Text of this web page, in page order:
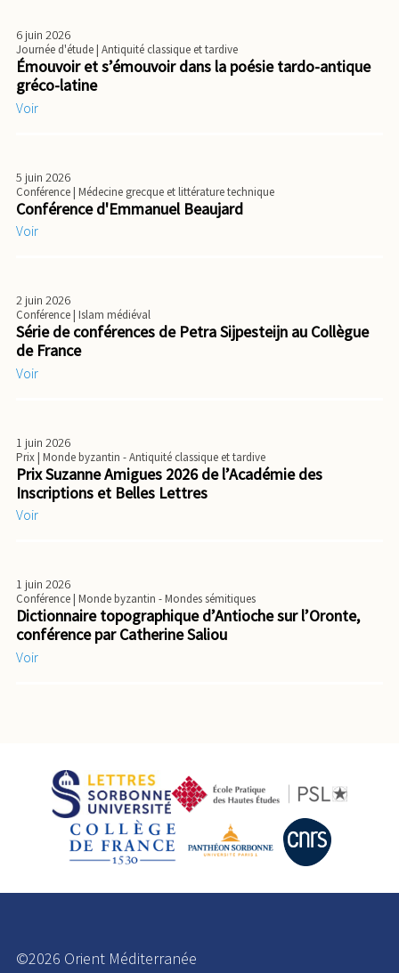
6 juin 2026
Journée d'étude| Antiquité classique et tardive
Émouvoir et s’émouvoir dans la poésie tardo-antique
gréco-latine
Voir
5 juin 2026
Conférence| Médecine grecque et littérature technique
Conférence d'Emmanuel Beaujard
Voir
2 juin 2026
Conférence| Islam médiéval
Série de conférences de Petra Sijpesteijn au Collègue
de France
Voir
1 juin 2026
Prix| Monde byzantin - Antiquité classique et tardive
Prix Suzanne Amigues 2026 de l’Académie des
Inscriptions et Belles Lettres
Voir
1 juin 2026
Conférence| Monde byzantin - Mondes sémitiques
Dictionnaire topographique d’Antioche sur l’Oronte,
conférence par Catherine Saliou
Voir
©2026 Orient Méditerranée